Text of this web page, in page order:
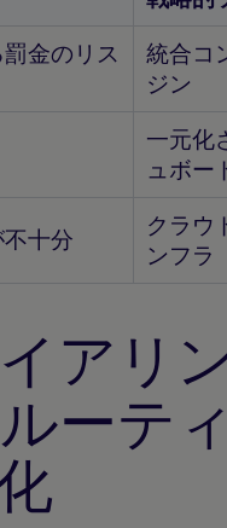
金のリス
統合コ
ジン
一元化
ュボー
十分
クラウ
ンフラ
アリ
ーテ